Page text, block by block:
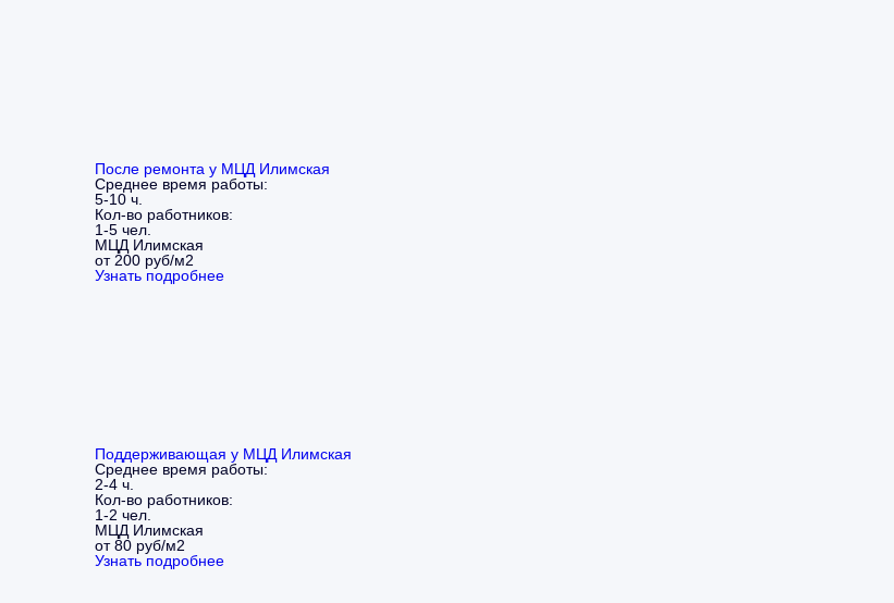
После ремонта у МЦД Илимская
Среднее время работы:
5-10 ч.
Кол-во работников:
1-5 чел.
МЦД Илимская
от 200 руб/м2
Узнать подробнее
Поддерживающая у МЦД Илимская
Среднее время работы:
2-4 ч.
Кол-во работников:
1-2 чел.
МЦД Илимская
от 80 руб/м2
Узнать подробнее